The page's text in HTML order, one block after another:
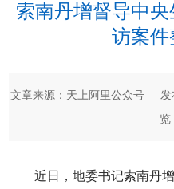
索南丹增督导中
访案件
文章来源：天上阿里公众号 发
览
近日，地委书记索南丹